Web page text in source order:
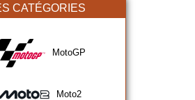
CATÉGORIES
MotoGP
Moto2